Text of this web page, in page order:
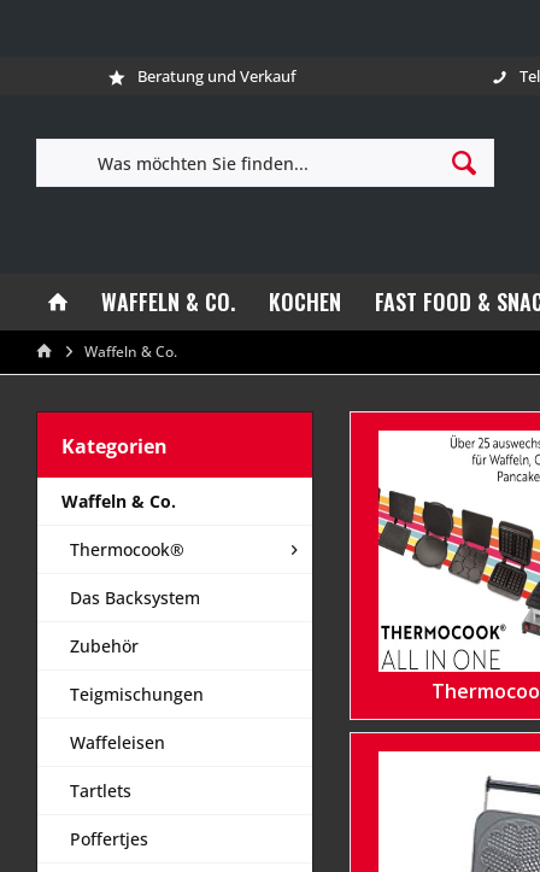
Beratung und Verkauf
WAFFELN & CO. KOCHEN FAST FOOD &
Waffeln & Co.
Kategorien
Waffeln & Co.
Thermocook®
Das Backsystem
Zubehör
Teigmischungen
Waffeleisen
Tartlets
Poffertjes